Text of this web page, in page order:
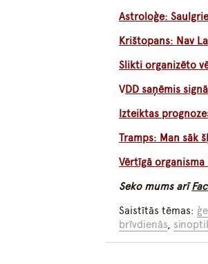
Astroloģe:
Krištopans: Nav
Slikti organizēto
VDD saņēmis
Izteiktas
Tramps: Man sāk
Vērtīgā
Seko mums arī
Saistītās tēmas:
brīvdienās,